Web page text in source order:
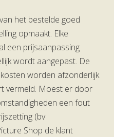
het bestelde goed
opmaakt. Elke
een prijsaanpassing
wordt aangepast. De
worden afzonderlijk
vermeld. Moest er door
een fout
(bv
Shop de klant